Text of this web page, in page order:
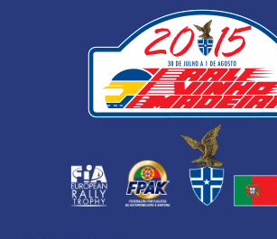
Passar para o conteúdo principal